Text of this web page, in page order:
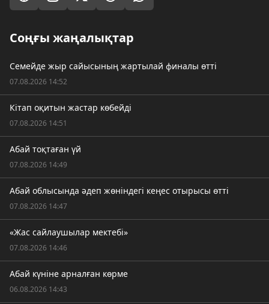
Соңғы жаңалықтар
Семейде жыр сайысының жартылай финалы өтті
07.08.2026 14:52
Кітап оқитын жастар көбейді
07.08.2026 14:51
Абай тоқтаған үй
07.08.2026 14:49
Абай облысында әдеп жөніндегі кеңес отырысы өтті
07.08.2026 14:47
«Жас сайлаушылар мектебі»
07.08.2026 14:46
Абай күніне арналған көрме
06.08.2026 14:43